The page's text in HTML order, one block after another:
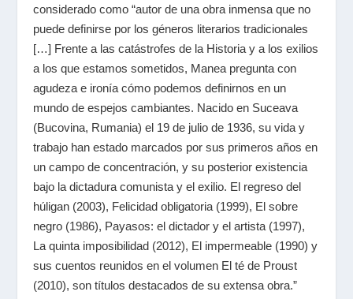
considerado como “autor de una obra inmensa que no
puede definirse por los géneros literarios tradicionales
[…] Frente a las catástrofes de la Historia y a los exilios
a los que estamos sometidos, Manea pregunta con
agudeza e ironía cómo podemos definirnos en un
mundo de espejos cambiantes. Nacido en Suceava
(Bucovina, Rumania) el 19 de julio de 1936, su vida y
trabajo han estado marcados por sus primeros años en
un campo de concentración, y su posterior existencia
bajo la dictadura comunista y el exilio. El regreso del
húligan (2003), Felicidad obligatoria (1999), El sobre
negro (1986), Payasos: el dictador y el artista (1997),
La quinta imposibilidad (2012), El impermeable (1990) y
sus cuentos reunidos en el volumen El té de Proust
(2010), son títulos destacados de su extensa obra.”